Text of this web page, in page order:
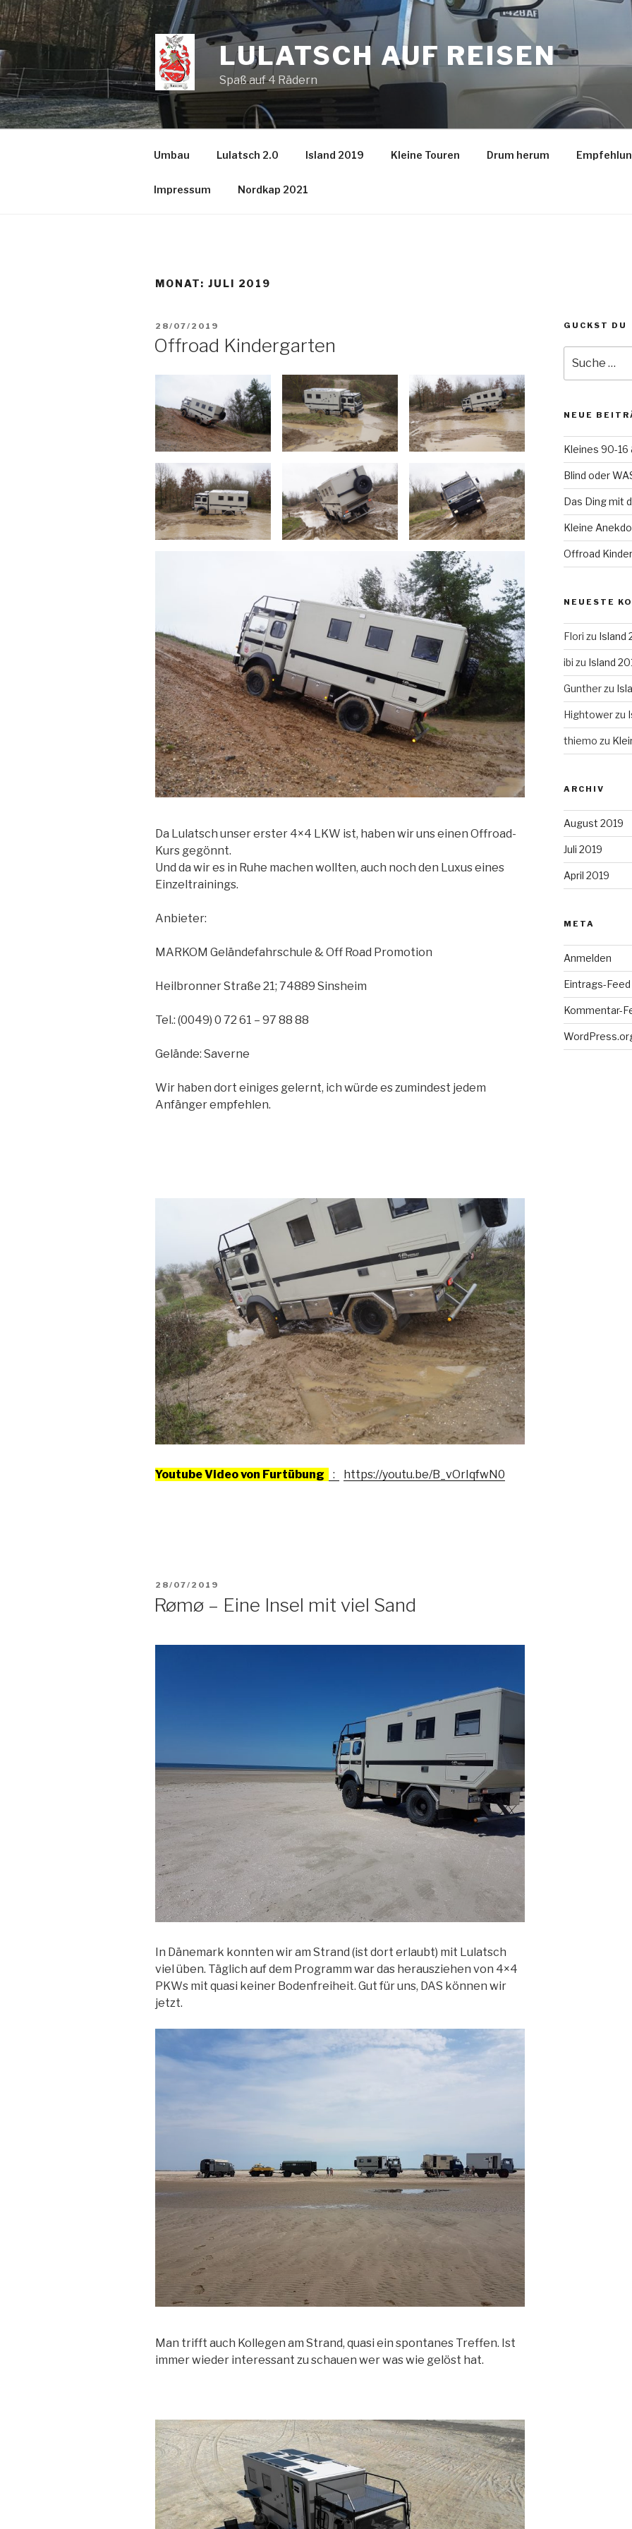
Zum
Inhalt
springen
LULATSCH AUF REISEN
Spaß auf 4 Rädern
Umbau Lulatsch 2.0 Island 2019 Kleine Touren Drum herum
Impressum Nordkap 2021
MONAT: JULI 2019
VERÖFFENTLICHT
AM
28/07/2019
Offroad Kindergarten
Da Lulatsch unser erster 4×4 LKW ist, haben wir uns einen Offroad-
Kurs gegönnt.
Und da wir es in Ruhe machen wollten, auch noch den Luxus eines
Einzeltrainings.
Anbieter:
MARKOM Geländefahrschule & Off Road Promotion
Heilbronner Straße 21; 74889 Sinsheim
Tel.: (0049) 0 72 61 – 97 88 88
Gelände: Saverne
Wir haben dort einiges gelernt, ich würde es zumindest jedem
Anfänger empfehlen.
Youtube Video von Furtübung : https://youtu.be/B_vOrIqfwN0
VERÖFFENTLICHT
AM
28/07/2019
Rømø – Eine Insel mit viel Sand
In Dänemark konnten wir am Strand (ist dort erlaubt) mit Lulatsch
viel üben. Täglich auf dem Programm war das herausziehen von 4×4
PKWs mit quasi keiner Bodenfreiheit. Gut für uns, DAS können wir
jetzt.
Man trifft auch Kollegen am Strand, quasi ein spontanes Treffen. Ist
immer wieder interessant zu schauen wer was wie gelöst hat.
GUCKST DU
nach:
NEUE
Kleines 90-16
Blind oder
Das Ding mit
Kleine
Offroad
NEUESTE
Flori zu Island
ibi zu Island
Guntherzu
Hightowerzu
thiemo zu
ARCHIV
August 2019
Juli 2019
April 2019
META
Anmelden
Eintrags-Feed
Kommentar-